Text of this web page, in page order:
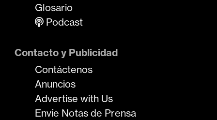
Glosario
Podcast
Contacto y Publicidad
Contáctenos
Anuncios
Advertise with Us
Envíe Notas de Prensa